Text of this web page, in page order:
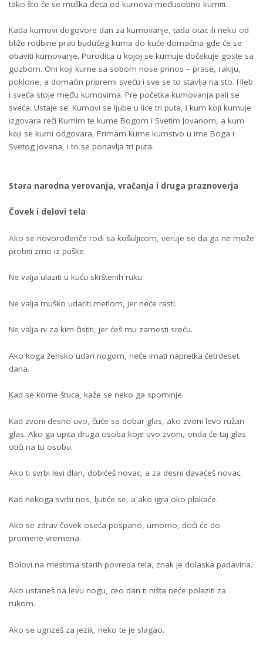
tako što će se muška deca od kumova međusobno kumiti.
Kada kumovi dogovore dan za kumovanje, tada otac ili neko od
bliže rodbine prati budućeg kuma do kuće domaćina gde će se
obaviti kumovanje. Porodica u kojoj se kumuje dočekuje goste sa
gozbom. Oni koji kume sa sobom nose prinos – prase, rakiju,
poklone, a domaćin pripremi sveću i sve se to stavlja na sto. Hleb
i sveća stoje među kumovima. Pre početka kumovanja pali se
sveća. Ustaje se. Kumovi se ljube u lice tri puta, i kum koji kumuje
izgovara reči Kumim te kume Bogom i Svetim Jovanom, a kum
koji se kumi odgovara, Primam kume kumstvo u ime Boga i
Svetog Jovana, i to se ponavlja tri puta.
Stara narodna verovanja, vračanja i druga praznoverja
Čovek i delovi tela
Ako se novorođenče rodi sa košuljicom, veruje se da ga ne može
probiti zrno iz puške.
Ne valja ulaziti u kuću skrštenih ruku.
Ne valja muško udariti metlom, jer neće rasti.
Ne valja ni za kim čistiti, jer ćeš mu zamesti sreću.
Ako koga žensko udari nogom, neće imati napretka četrdeset
dana.
Kad se kome štuca, kaže se neko ga spominje.
Kad zvoni desno uvo, čuće se dobar glas, ako zvoni levo ružan
glas. Ako ga upita druga osoba koje uvo zvoni, onda će taj glas
otići na tu osobu.
Ako ti svrbi levi dlan, dobićeš novac, a za desni davaćeš novac.
Kad nekoga svrbi nos, ljutiće se, a ako igra oko plakaće.
Ako se zdrav čovek oseća pospano, umorno, doći će do
promene vremena.
Bolovi na mestima starih povreda tela, znak je dolaska padavina.
Ako ustaneš na levu nogu, ceo dan ti ništa neće polaziti za
rukom.
Ako se ugrizeš za jezik, neko te je slagao.